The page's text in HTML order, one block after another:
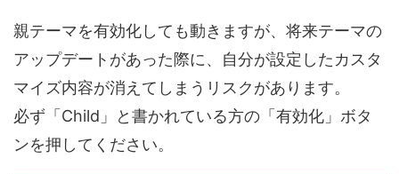
親テーマを有効化しても動きますが、将来テーマの
アップデートがあった際に、自分が設定したカスタ
マイズ内容が消えてしまうリスクがあります。
必ず「Child」と書かれている方の「有効化」ボタ
ンを押してください。